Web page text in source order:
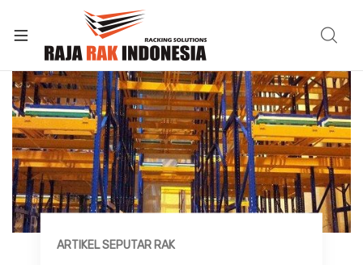
ARTIKEL SEPUTAR RAK